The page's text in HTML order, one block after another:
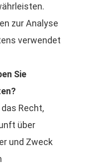
zur Analyse
verwendet
Sie
Recht,
über
und Zweck